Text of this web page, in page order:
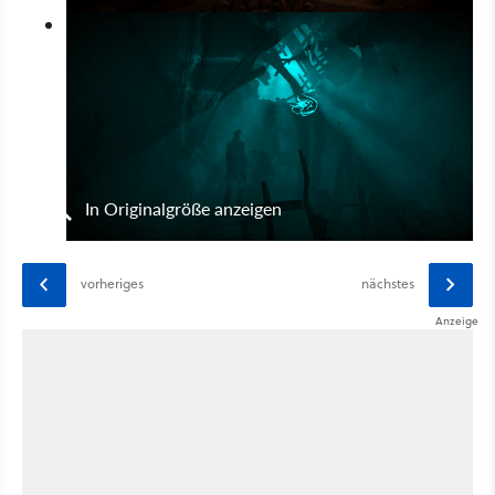
In Originalgröße anzeigen
vorheriges nächstes